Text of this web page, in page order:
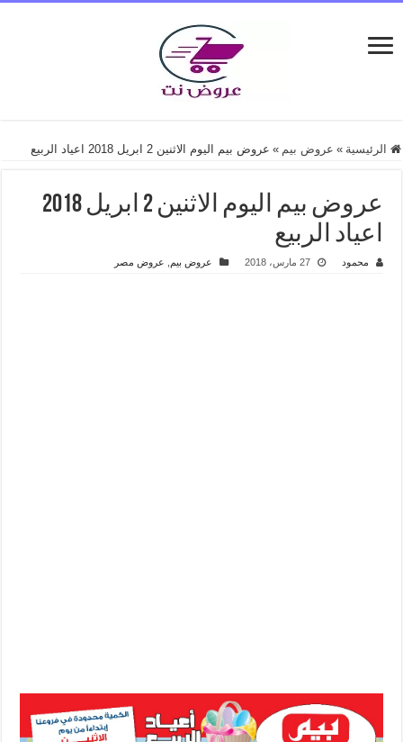
الرئيسية » عروض بيم » عروض بيم اليوم الاثنين 2 ابريل 2018 اعياد الربيع
عروض بيم اليوم الاثنين 2 ابريل 2018
اعياد الربيع
محمود 27 مارس، 2018 عروض بيم عروض مصر